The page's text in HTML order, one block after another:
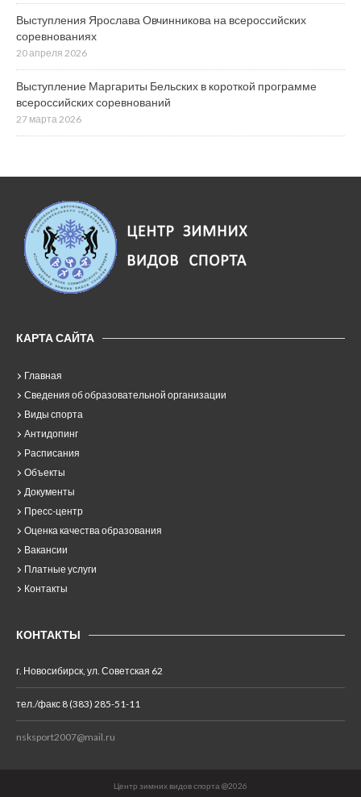
Выступления Ярослава Овчинникова на всероссийских
соревнованиях
20 апреля 2026
Выступление Маргариты Бельских в короткой программе
всероссийских соревнований
27 марта 2026
КАРТА САЙТА
Главная
Сведения об образовательной организации
Виды спорта
Антидопинг
Расписания
Объекты
Документы
Пресс-центр
Оценка качества образования
Вакансии
Платные услуги
Контакты
КОНТАКТЫ
г. Новосибирск, ул. Советская 62
тел./факс 8 (383) 285-51-11
nsksport2007@mail.ru
Центр зимних видов спорта @2026